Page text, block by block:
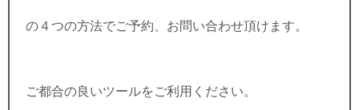
の４つの方法でご予約、お問い合わせ頂けます。
ご都合の良いツールをご利用ください。